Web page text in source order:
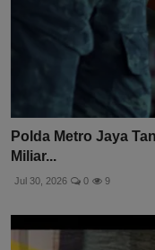
Polda Metro Jaya
Miliar...
Jul 30, 2026 0 9